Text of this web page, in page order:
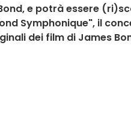
e potrà essere
Symphonique", il
dei film di James